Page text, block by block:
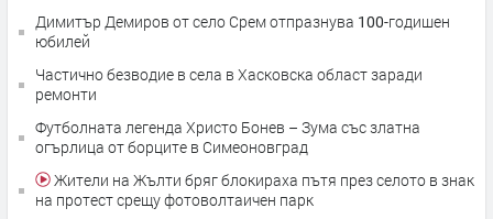
Димитър Демиров от село Срем отпразнува 100-годишен
юбилей
Частично безводие в села в Хасковска област заради
ремонти
Футболната легенда Христо Бонев – Зума със златна
огърлица от борците в Симеоновград
на протест срещу фотоволтаичен парк